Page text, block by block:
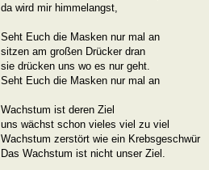
da wird mir himmelangst,
Seht Euch die Masken nur mal an
sitzen am großen Drücker dran
sie drücken uns wo es nur geht.
Seht Euch die Masken nur mal an
Wachstum ist deren Ziel
uns wächst schon vieles viel zu viel
Wachstum zerstört wie ein Krebsgeschwür
Das Wachstum ist nicht unser Ziel.